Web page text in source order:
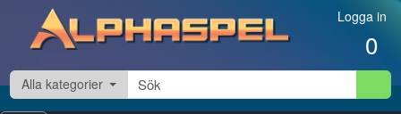
Hoppa till innehåll Logga in
0
Alla kategorier